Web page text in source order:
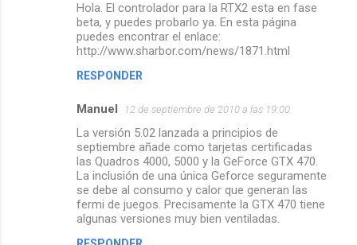
Hola. El controlador para la RTX2 esta en fase
beta, y puedes probarlo ya. En esta página
puedes encontrar el enlace:
http://www.sharbor.com/news/1871.html
RESPONDER
Manuel 12 de septiembre de 2010 a las 19:00
La versión 5.02 lanzada a principios de
septiembre añade como tarjetas certificadas
las Quadros 4000, 5000 y la GeForce GTX 470.
La inclusión de una única Geforce seguramente
se debe al consumo y calor que generan las
fermi de juegos. Precisamente la GTX 470 tiene
algunas versiones muy bien ventiladas.